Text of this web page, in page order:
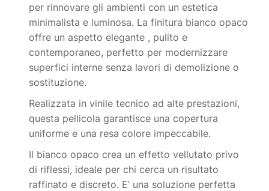
per rinnovare gli ambienti con un estetica
minimalista e luminosa. La finitura bianco opaco
offre un aspetto elegante , pulito e
contemporaneo, perfetto per modernizzare
superfici interne senza lavori di demolizione o
sostituzione.
Realizzata in vinile tecnico ad alte prestazioni,
questa pellicola garantisce una copertura
uniforme e una resa colore impeccabile.
Il bianco opaco crea un effetto vellutato privo
di riflessi, ideale per chi cerca un risultato
raffinato e discreto. E’ una soluzione perfetta